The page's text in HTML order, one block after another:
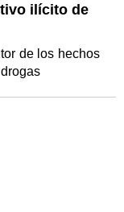
ilícito de
de los hechos